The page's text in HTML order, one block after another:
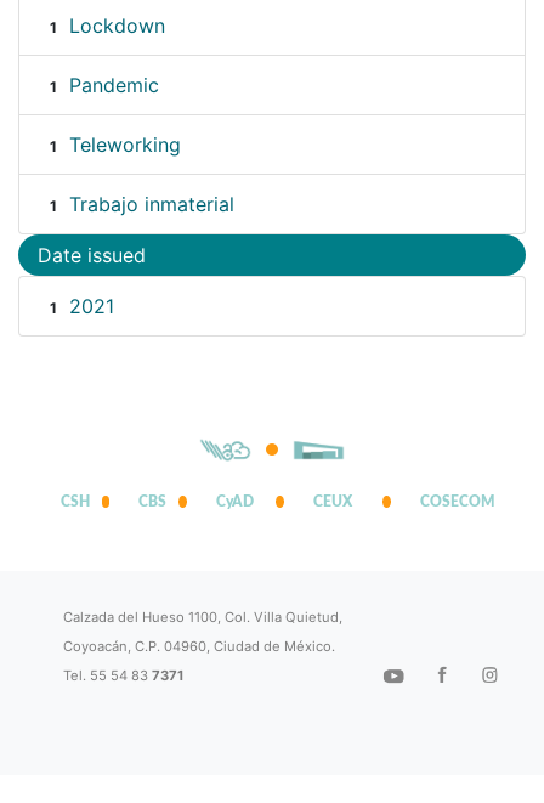
1 Lockdown
1 Pandemic
1 Teleworking
1 Trabajo inmaterial
Date issued
1 2021
CSH CBS CyAD CEUX COSECOM
Calzada del Hueso 1100, Col. Villa Quietud,
Coyoacán, C.P. 04960, Ciudad de México.
Tel. 55 54 837371